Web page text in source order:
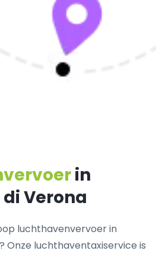
in
Verona
luchthavenvervoer in
Onze luchthaventaxiservice is